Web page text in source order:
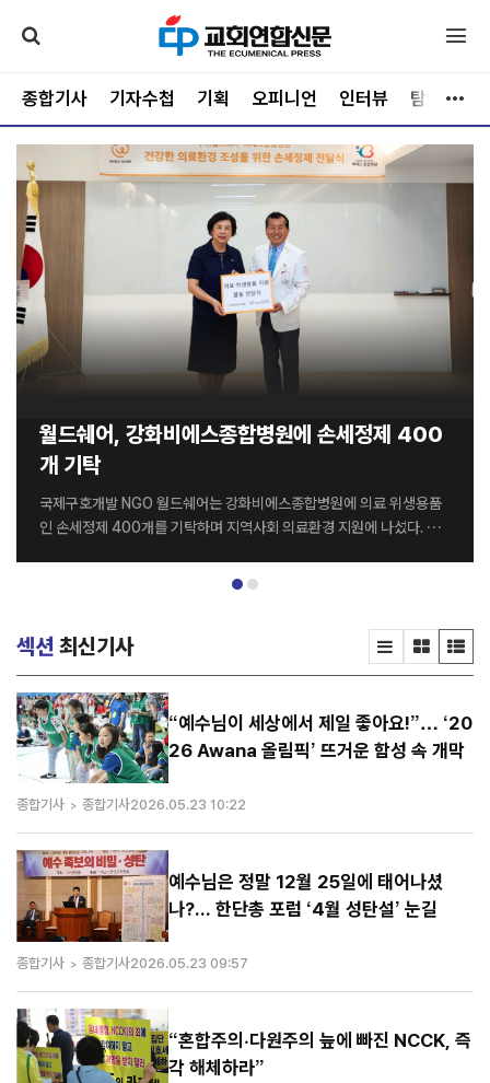
종합기사 기자수첩 기획 오피니언 인터뷰 탐방
월드쉐어, 강화비에스종합병원에 손세정제 400
개 기탁
국제구호개발 NGO 월드쉐어는 강화비에스종합병원에 의료 위생용품
인 손세정제 400개를 기탁하며 지역사회 의료환경 지원에 나섰다. 전
쉐어 최순자 이사장과 강화비에스종합병원 김종영 병원장을 비롯한 양
이번 나눔을 계기로 지역사회를 위한 다양한 사회공헌 활동을 지속적으
로 이어갈 계획이다. 강화비에스종합병원 김종영 병원장은 “병원을 이
용하는 환자와 의료진 모두에게 큰 도움을 주신 월드쉐어에 감사드린다.
특히 감염병 예방의 중요성이 더욱 커진 요즘, 이번 기탁이 병원 위생 관
리에 실질적인 도움이 될 것으로 기대한다”고 말했다. 한편 월드쉐어는
전 세계 20여 개국에서 그룹홈, 해외아...
섹션 최신기사
“예수님이 세상에서 제일 좋아요!”… ‘20
26 Awana 올림픽’ 뜨거운 함성 속 개막
종합기사 종합기사2026.05.23 10:22
예수님은 정말 12월 25일에 태어나셨
나?... 한단총 포럼 ‘4월 성탄설’ 눈길
종합기사 종합기사2026.05.23 09:57
“혼합주의·다원주의 늪에 빠진 NCCK, 즉
각 해체하라”